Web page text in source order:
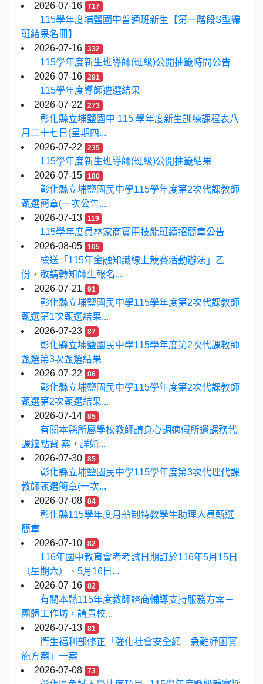
2026-07-16 717
115學年度埔鹽國中普通班新生【第一階段S型編
班結果名冊】
2026-07-16
332
115學年度新生班導師(班級)公開抽籤時間公告
2026-07-16
291
115學年度導師遴選結果
2026-07-22
273
彰化縣立埔鹽國中 115 學年度新生訓練課程表八
月二十七日(星期四...
2026-07-22
235
115學年度新生班導師(班級)公開抽籤結果
2026-07-15
180
彰化縣立埔鹽國民中學115學年度第2次代課教師
甄選簡章(一次公告...
2026-07-13
119
115學年度員林家商實用技能班續招簡章公告
2026-08-05
105
檢送「115年金融知識線上競賽活動辦法」乙
份，敬請轉知師生報名...
2026-07-21
91
彰化縣立埔鹽國民中學115學年度第2次代課教師
甄選第1次甄選結果...
2026-07-23
87
彰化縣立埔鹽國民中學115學年度第2次代課教師
甄選第3次甄選結果
2026-07-22
86
彰化縣立埔鹽國民中學115學年度第2次代課教師
甄選第2次甄選結果...
2026-07-14
85
有關本縣所屬學校教師請身心調適假所遺課務代
課鐘點費 案，詳如...
2026-07-30
85
彰化縣立埔鹽國民中學115學年度第3次代理代課
教師甄選簡章(一次...
2026-07-08
84
彰化縣115學年度月薪制特教學生助理人員甄選
簡章
2026-07-10
82
116年國中教育會考考試日期訂於116年5月15日
（星期六）、5月16日...
2026-07-16
82
有關本縣115年度教師諮商輔導支持服務方案－
團體工作坊，請貴校...
2026-07-13
81
衛生福利部修正「強化社會安全網－急難紓困實
施方案」一案
2026-07-08
73